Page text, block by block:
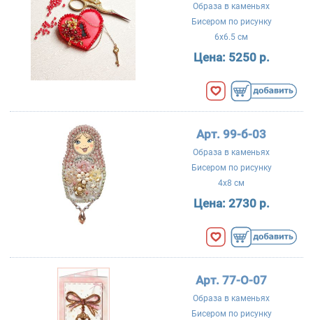
Образа в каменьях
Бисером по рисунку
6x6.5 см
Цена: 5250 р.
Арт. 99-б-03
Образа в каменьях
Бисером по рисунку
4x8 см
Цена: 2730 р.
Арт. 77-О-07
Образа в каменьях
Бисером по рисунку